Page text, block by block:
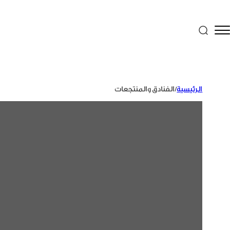
الرئيسية/الفنادق والمنتجعات